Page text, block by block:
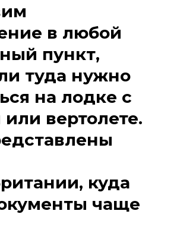
в любой
пункт,
туда нужно
на лодке с
вертолете.
куда
чаще